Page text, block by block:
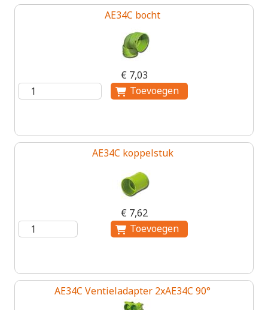
AE34C bocht
€ 7,03
AE34C koppelstuk
€ 7,62
AE34C Ventieladapter 2xAE34C 90°